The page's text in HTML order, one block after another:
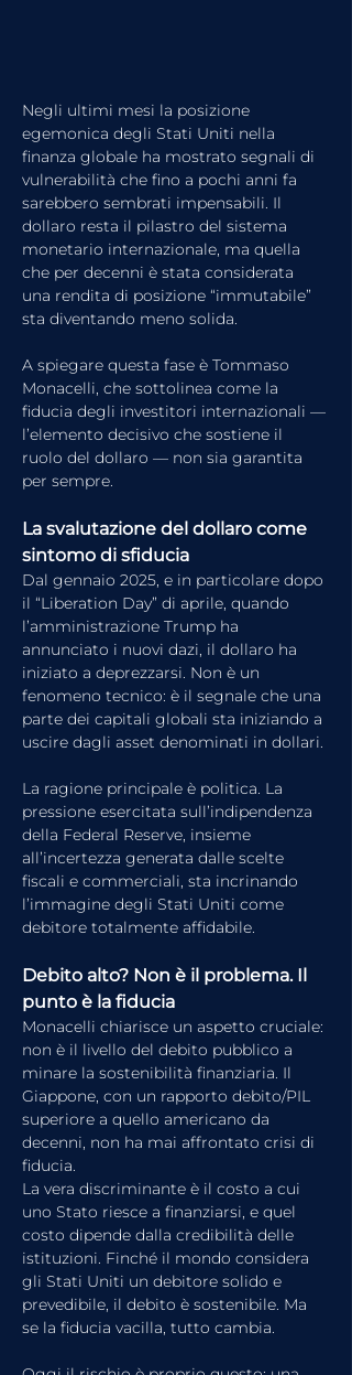
Negli ultimi mesi la posizione
egemonica degli Stati Uniti nella
finanza globale ha mostrato segnali di
vulnerabilità che fino a pochi anni fa
sarebbero sembrati impensabili. Il
dollaro resta il pilastro del sistema
monetario internazionale, ma quella
che per decenni è stata considerata
una rendita di posizione “immutabile”
sta diventando meno solida.
A spiegare questa fase è Tommaso
Monacelli, che sottolinea come la
fiducia degli investitori internazionali —
l’elemento decisivo che sostiene il
ruolo del dollaro — non sia garantita
per sempre.
La svalutazione del dollaro come
sintomo di sfiducia
Dal gennaio 2025, e in particolare dopo
il “Liberation Day” di aprile, quando
l’amministrazione Trump ha
annunciato i nuovi dazi, il dollaro ha
iniziato a deprezzarsi. Non è un
fenomeno tecnico: è il segnale che una
parte dei capitali globali sta iniziando a
uscire dagli asset denominati in dollari.
La ragione principale è politica. La
pressione esercitata sull’indipendenza
della Federal Reserve, insieme
all’incertezza generata dalle scelte
fiscali e commerciali, sta incrinando
l’immagine degli Stati Uniti come
debitore totalmente affidabile.
Debito alto? Non è il problema. Il
punto è la fiducia
Monacelli chiarisce un aspetto cruciale:
non è il livello del debito pubblico a
minare la sostenibilità finanziaria. Il
Giappone, con un rapporto debito/PIL
superiore a quello americano da
decenni, non ha mai affrontato crisi di
fiducia.
La vera discriminante è il costo a cui
uno Stato riesce a finanziarsi, e quel
costo dipende dalla credibilità delle
istituzioni. Finché il mondo considera
gli Stati Uniti un debitore solido e
prevedibile, il debito è sostenibile. Ma
se la fiducia vacilla, tutto cambia.